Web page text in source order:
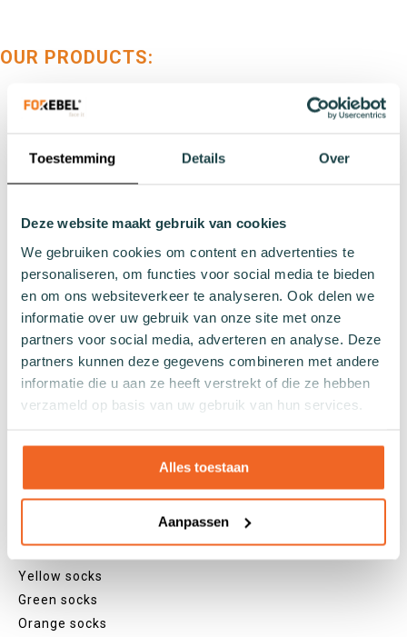
Toestemming Details Over
Deze website maakt gebruik van cookies
We gebruiken cookies om content en advertenties te
personaliseren, om functies voor social media te bieden
en om ons websiteverkeer te analyseren. Ook delen we
informatie over uw gebruik van onze site met onze
partners voor social media, adverteren en analyse. Deze
partners kunnen deze gegevens combineren met andere
informatie die u aan ze heeft verstrekt of die ze hebben
verzameld op basis van uw gebruik van hun services.
Alles toestaan
Aanpassen
OUR PRODUCTS:
Formal socks
Lenghts
Quarter socks
Regular socks
Knee high socks
Colours
White socks
Yellow socks
Green socks
Orange socks